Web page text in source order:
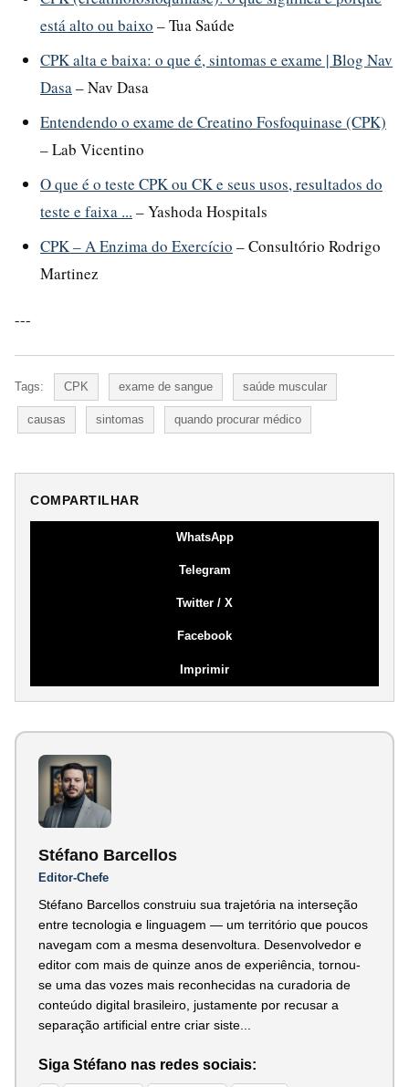
está alto ou baixo – Tua Saúde
CPK alta e baixa: o que é, sintomas e exame | Blog Nav
Dasa – Nav Dasa
Entendendo o exame de Creatino Fosfoquinase (CPK)
– Lab Vicentino
O que é o teste CPK ou CK e seus usos, resultados do
teste e faixa ... – Yashoda Hospitals
CPK – A Enzima do Exercício – Consultório Rodrigo
Martinez
---
Tags: CPK exame de sangue saúde muscular
causas sintomas quando procurar médico
COMPARTILHAR
WhatsApp
Telegram
Twitter / X
Facebook
Imprimir
Stéfano Barcellos
Editor-Chefe
Stéfano Barcellos construiu sua trajetória na interseção
entre tecnologia e linguagem — um território que poucos
navegam com a mesma desenvoltura. Desenvolvedor e
editor com mais de quinze anos de experiência, tornou-
se uma das vozes mais reconhecidas na curadoria de
conteúdo digital brasileiro, justamente por recusar a
separação artificial entre criar siste...
Siga Stéfano nas redes sociais: